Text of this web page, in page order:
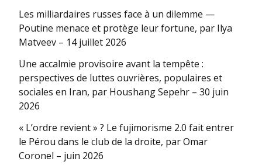
Les milliardaires russes face à un dilemme —
Poutine menace et protège leur fortune, par Ilya
Matveev – 14 juillet 2026
Une accalmie provisoire avant la tempête :
perspectives de luttes ouvrières, populaires et
sociales en Iran, par Houshang Sepehr – 30 juin
2026
« L’ordre revient » ? Le fujimorisme 2.0 fait entrer
le Pérou dans le club de la droite, par Omar
Coronel – juin 2026